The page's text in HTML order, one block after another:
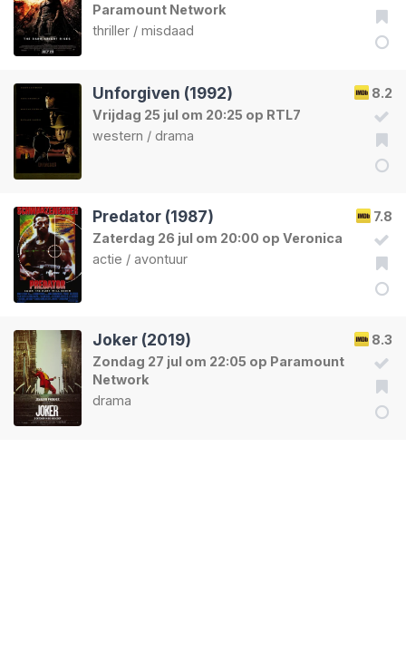
Paramount Network
thriller / misdaad
8.2
Unforgiven (1992)
Vrijdag 25 jul om 20:25 op RTL7
western / drama
7.8
Predator (1987)
Zaterdag 26 jul om 20:00 op Veronica
actie / avontuur
8.3
Joker (2019)
Zondag 27 jul om 22:05 op Paramount
Network
drama